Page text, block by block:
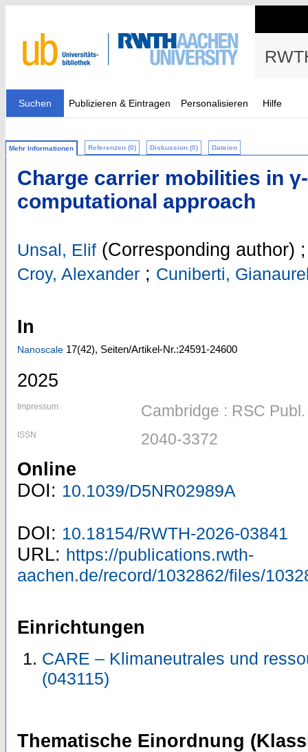
Suchen Publizieren & Eintragen Personalisieren Hilfe
Mehr Informationen Referenzen (0) Diskussion (0) Dateien
Charge carrier mobilities in
computational approach
Unsal, Elif (Corresponding author)
Croy, Alexander ; Cuniberti,
In
Nanoscale 17(42), Seiten/Artikel-Nr.:24591-24600
2025
Impressum Cambridge : RSC Publ.
ISSN 2040-3372
Online
DOI: 10.1039/D5NR02989A
DOI: 10.18154/RWTH-2026-03841
URL: https://publications.rwth-
aachen.de/record/1032862/files/
Einrichtungen
CARE – Klimaneutrales und
(043115)
Thematische Einordnung